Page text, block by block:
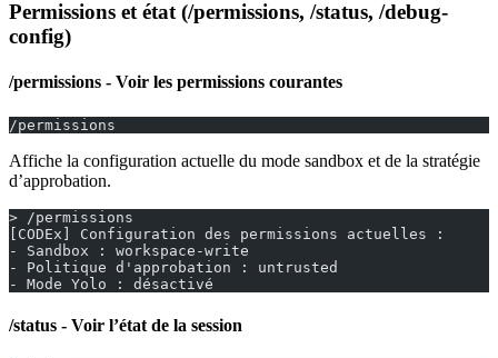
Permissions et état (/permissions, /status, /debug-
config)
/permissions - Voir les permissions courantes
/permissions
Affiche la configuration actuelle du mode sandbox et de la stratégie
d’approbation.
> /permissions
[CODEx] Configuration des permissions actuelles :
- Sandbox : workspace-write
- Politique d'approbation : untrusted
- Mode Yolo : désactivé
/status - Voir l’état de la session